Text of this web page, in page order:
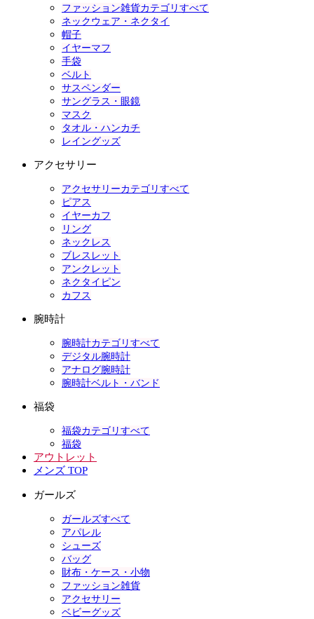
ファッション雑貨カテゴリすべて
ネックウェア・ネクタイ
帽子
イヤーマフ
手袋
ベルト
サスペンダー
サングラス・眼鏡
マスク
タオル・ハンカチ
レイングッズ
アクセサリー
アクセサリーカテゴリすべて
ピアス
イヤーカフ
リング
ネックレス
ブレスレット
アンクレット
ネクタイピン
カフス
腕時計
腕時計カテゴリすべて
デジタル腕時計
アナログ腕時計
腕時計ベルト・バンド
福袋
福袋カテゴリすべて
福袋
アウトレット
メンズ TOP
ガールズ
ガールズすべて
アパレル
シューズ
バッグ
財布・ケース・小物
ファッション雑貨
アクセサリー
ベビーグッズ